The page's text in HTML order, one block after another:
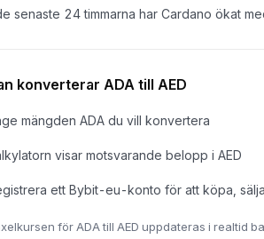
senaste 24 timmarna har Cardano ökat
konverterar ADA till AED
mängden ADA du vill konvertera
visar motsvarande belopp i AED
ett Bybit-eu-konto för att köpa,
för ADA till AED uppdateras i realtid